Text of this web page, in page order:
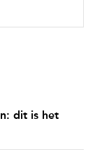
dit is het